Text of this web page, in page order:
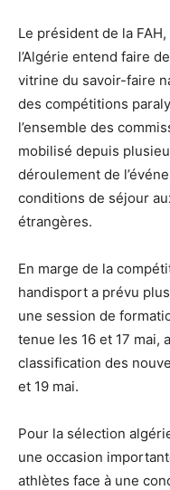
Le président de la
l’Algérie entend faire
vitrine du savoir-faire
des compétitions
l’ensemble des
mobilisé depuis
déroulement de
conditions de séjour
étrangères.
En marge de la
handisport a prévu
une session de
tenue les 16 et 17 mai,
classification des
et 19 mai.
Pour la sélection
une occasion
athlètes face à une